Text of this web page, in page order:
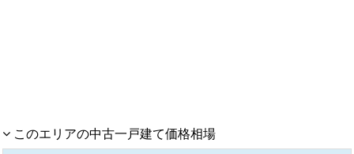
このエリアの中古一戸建て価格相場